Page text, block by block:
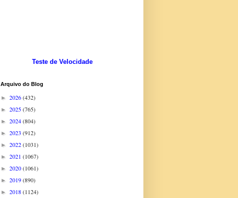
Teste de Velocidade
Arquivo do Blog
► 2026(432)
► 2025(765)
► 2024(804)
► 2023 (912)
► 2022(1031)
► 2021 (1067)
► 2020(1061)
► 2019(890)
► 2018(1124)